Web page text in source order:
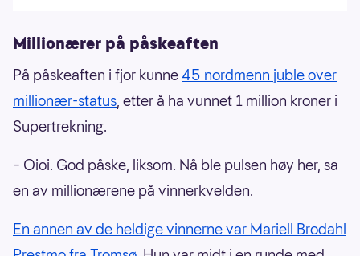
Millionærer på påskeaften
På påskeaften i fjor kunne45 nordmenn juble over
millionær-status, etter å ha vunnet 1 million kroner i
Supertrekning.
– Oioi. God påske, liksom. Nå ble pulsen høy her, sa
en av millionærene på vinnerkvelden.
En annen av de heldige vinnerne var Mariell Brodahl